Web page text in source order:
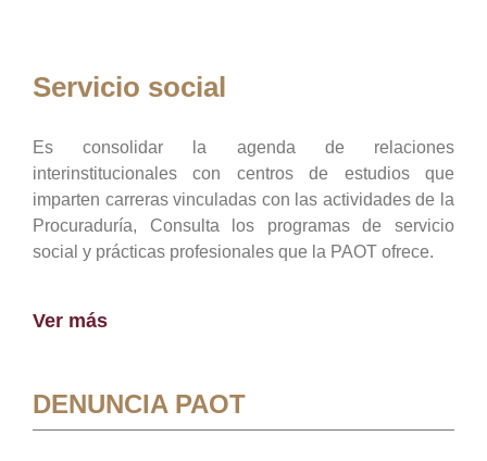
Servicio social
Es consolidar la agenda de relaciones
interinstitucionales con centros de estudios que
imparten carreras vinculadas con las actividades de la
Procuraduría, Consulta los programas de servicio
social y prácticas profesionales que la PAOT ofrece.
Ver más
DENUNCIA PAOT